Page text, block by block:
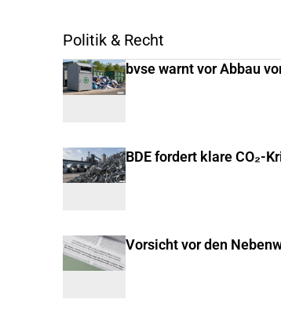
Politik & Recht
bvse warnt vor Abbau
BDE fordert klare CO₂-
Vorsicht vor den